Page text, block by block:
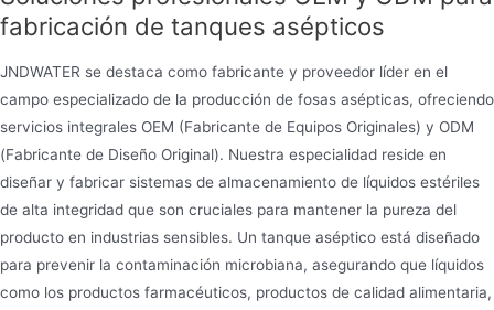
fabricación de tanques asépticos
JNDWATER se destaca como fabricante y proveedor líder en el
campo especializado de la producción de fosas asépticas, ofreciendo
servicios integrales OEM (Fabricante de Equipos Originales) y ODM
(Fabricante de Diseño Original). Nuestra especialidad reside en
diseñar y fabricar sistemas de almacenamiento de líquidos estériles
de alta integridad que son cruciales para mantener la pureza del
producto en industrias sensibles. Un tanque aséptico está diseñado
para prevenir la contaminación microbiana, asegurando que líquidos
como los productos farmacéuticos, productos de calidad alimentaria,